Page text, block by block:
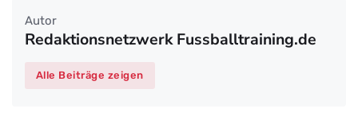
Autor
Redaktionsnetzwerk Fussballtraining.de
Alle Beiträge zeigen